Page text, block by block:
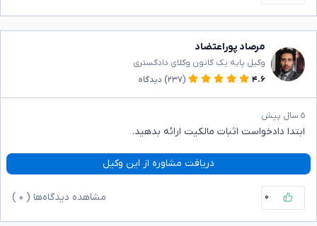
مرصاد پوراعتضاد
وکیل پایه یک کانون وکلای دادگستری
۴.۶
(۲۳۷) دیدگاه
۵ سال پیش
ابتدا دادخواست اثبات مالکیت ارائه بدهید.
دریافت مشاوره از این وکیل
۰ مشاهده دیدگاه‌ها ( ۰